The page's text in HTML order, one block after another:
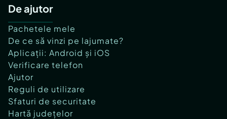
De ajutor
Pachetele mele
De ce să vinzi pe lajumate?
Aplicații: Android și iOS
Verificare telefon
Ajutor
Reguli de utilizare
Sfaturi de securitate
Hartă județelor